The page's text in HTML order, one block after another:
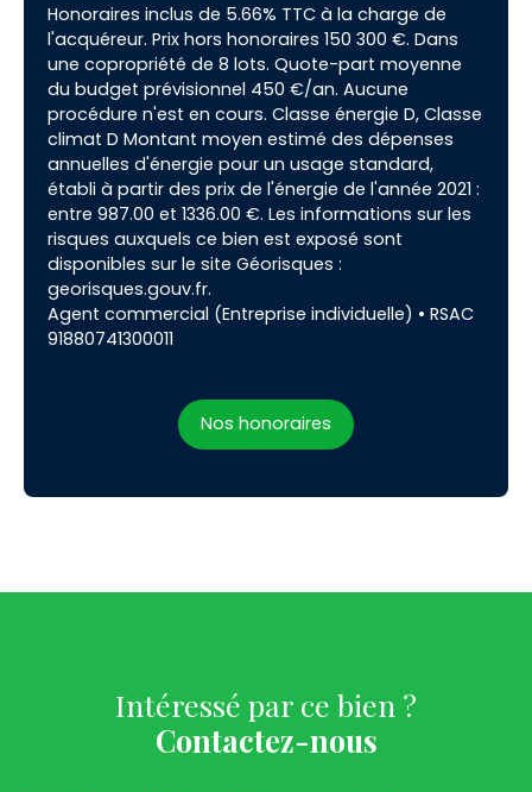
Honoraires inclus de 5.66% TTC à la charge de
l'acquéreur. Prix hors honoraires 150 300 €. Dans
une copropriété de 8 lots. Quote-part moyenne
du budget prévisionnel 450 €/an. Aucune
procédure n'est en cours. Classe énergie D, Classe
climat D Montant moyen estimé des dépenses
annuelles d'énergie pour un usage standard,
établi à partir des prix de l'énergie de l'année 2021 :
entre 987.00 et 1336.00 €. Les informations sur les
risques auxquels ce bien est exposé sont
disponibles sur le site Géorisques :
georisques.gouv.fr.
Agent commercial (Entreprise individuelle) • RSAC
91880741300011
Nos honoraires
Intéressé par ce bien ?
Contactez-nous